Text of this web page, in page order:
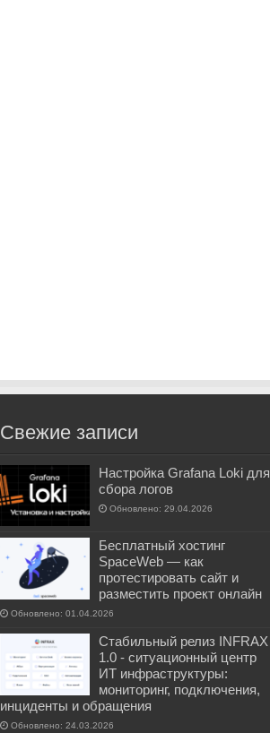
Свежие записи
Настройка Grafana Loki для
сбора логов
Обновлено: 29.04.2026
Бесплатный хостинг
SpaceWeb — как
протестировать сайт и
разместить проект онлайн
Обновлено: 01.04.2026
Стабильный релиз INFRAX
1.0 - ситуационный центр
ИТ инфраструктуры:
мониторинг, подключения,
инциденты и обращения
Обновлено: 24.03.2026